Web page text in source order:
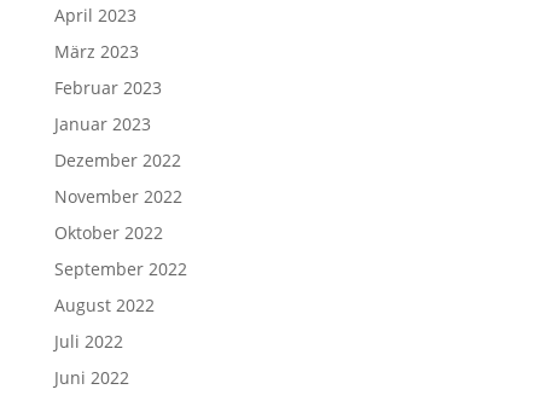
April 2023
März 2023
Februar 2023
Januar 2023
Dezember 2022
November 2022
Oktober 2022
September 2022
August 2022
Juli 2022
Juni 2022